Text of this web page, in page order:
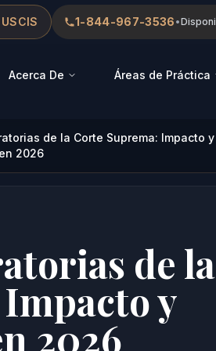
1-844-967-3536 •
Acerca De Áreas de Práctica
de la Corte Suprema: Impacto y
2026
de la
y
2026